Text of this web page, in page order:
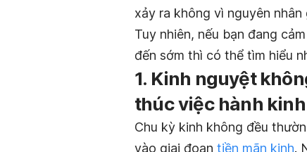
xảy ra không vì nguyên
Tuy nhiên, nếu bạn đang
đến sớm thì có thể tìm hiểu
1. Kinh nguyệt
thúc việc hành kinh
Chu kỳ kinh không đều
vào giai đoạn tiền mãn kinh.